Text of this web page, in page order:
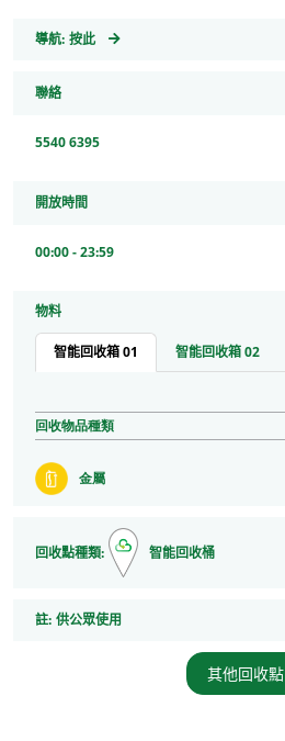
導航: GeoCoordinates
按此
聯絡
5540 6395
開放時間
00:00 - 23:59
物料
智能回收箱 01 智能回收箱 02
回收物品種類
金屬
回收點種類: 智能回收桶
註: 註
供公眾使用
其他回收點